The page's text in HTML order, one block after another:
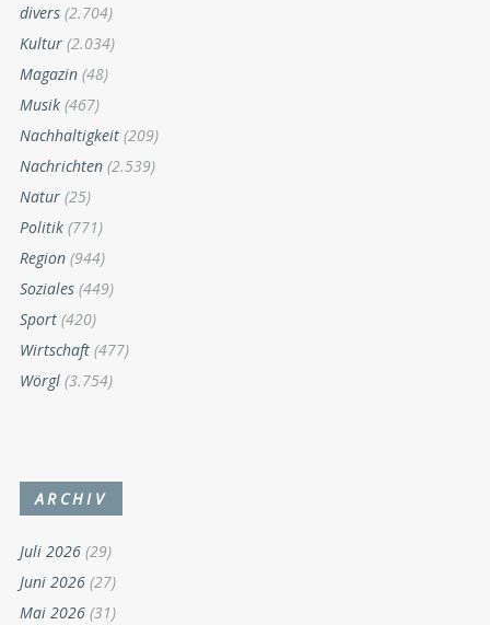
divers (2.704)
Kultur (2.034)
Magazin (48)
Musik (467)
Nachhaltigkeit (209)
Nachrichten (2.539)
Natur (25)
Politik (771)
Region (944)
Soziales (449)
Sport (420)
Wirtschaft (477)
Wörgl (3.754)
ARCHIV
Juli 2026 (29)
Juni 2026 (27)
Mai 2026 (31)